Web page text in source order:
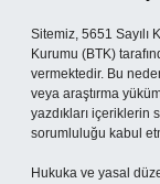
Sitemiz, 5651
Kurumu (BTK)
vermektedir. Bu
veya araştırma
yazdıkları içeriklerin
sorumluluğu kabul
Hukuka ve yasal